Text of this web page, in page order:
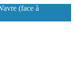
(face à